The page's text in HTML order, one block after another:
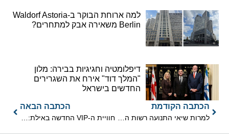
למה ארוחת הבוקר ב-Waldorf Astoria
Berlin משאירה אבק למתחרים?
דיפלומטיה וחגיגיות בבירה: מלון
"המלך דוד" אירח את השגרירים
החדשים בישראל
הכתבה הקודמת
למרות שיאי התנועה רשות התעופה של יוון מציגה שיפור בזמני ההמראות
הכתבה הבאה
חוויית ה-VIP החדשה באילת: מלון דן משיק את מותג היוקרה GALA